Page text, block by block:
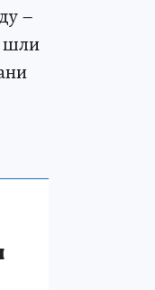
–
шли